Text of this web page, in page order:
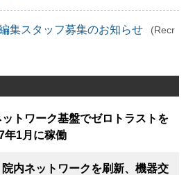
集スタッフ募集のお知らせ
(Recr
トワーク基盤でゼロトラストを
年1月に稼働
内ネットワークを刷新、機器交